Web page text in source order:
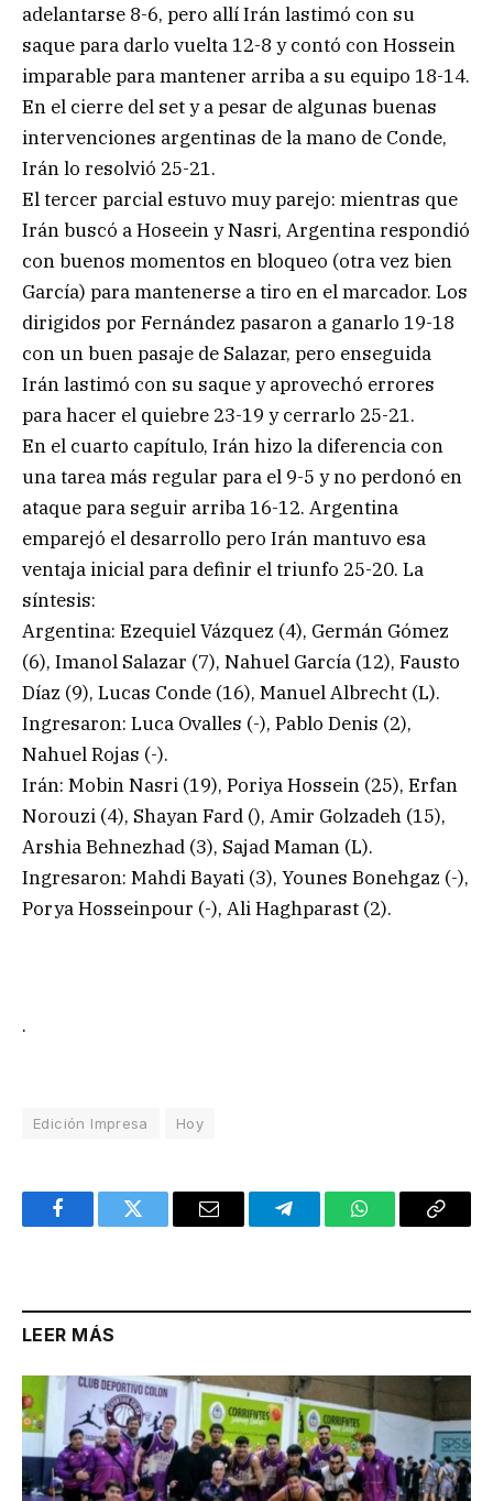
adelantarse 8-6, pero allí Irán lastimó con su
saque para darlo vuelta 12-8 y contó con Hossein
imparable para mantener arriba a su equipo 18-14.
En el cierre del set y a pesar de algunas buenas
intervenciones argentinas de la mano de Conde,
Irán lo resolvió 25-21.
El tercer parcial estuvo muy parejo: mientras que
Irán buscó a Hoseein y Nasri, Argentina respondió
con buenos momentos en bloqueo (otra vez bien
García) para mantenerse a tiro en el marcador. Los
dirigidos por Fernández pasaron a ganarlo 19-18
con un buen pasaje de Salazar, pero enseguida
Irán lastimó con su saque y aprovechó errores
para hacer el quiebre 23-19 y cerrarlo 25-21.
En el cuarto capítulo, Irán hizo la diferencia con
una tarea más regular para el 9-5 y no perdonó en
ataque para seguir arriba 16-12. Argentina
emparejó el desarrollo pero Irán mantuvo esa
ventaja inicial para definir el triunfo 25-20. La
síntesis:
Argentina: Ezequiel Vázquez (4), Germán Gómez
(6), Imanol Salazar (7), Nahuel García (12), Fausto
Díaz (9), Lucas Conde (16), Manuel Albrecht (L).
Ingresaron: Luca Ovalles (-), Pablo Denis (2),
Nahuel Rojas (-).
Irán: Mobin Nasri (19), Poriya Hossein (25), Erfan
Norouzi (4), Shayan Fard (), Amir Golzadeh (15),
Arshia Behnezhad (3), Sajad Maman (L).
Ingresaron: Mahdi Bayati (3), Younes Bonehgaz (-),
Porya Hosseinpour (-), Ali Haghparast (2).
.
Edición Impresa Hoy
FacebookTwitter Email TelegramWhatsAppCopy
LEER MÁS